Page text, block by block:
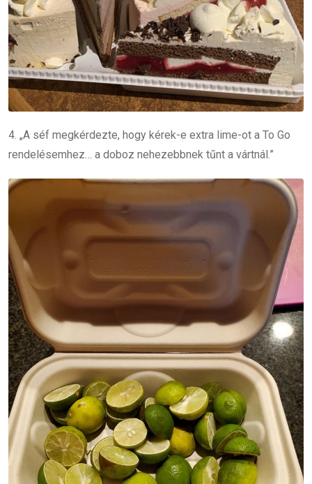
4. „A séf megkérdezte, hogy kérek-e extra lime-ot a To Go
rendelésemhez… a doboz nehezebbnek tűnt a vártnál.”